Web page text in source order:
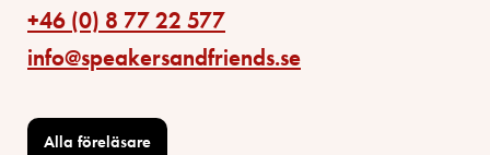
+46 (0) 8 77 22 577
info@speakersandfriends.se
Alla föreläsare